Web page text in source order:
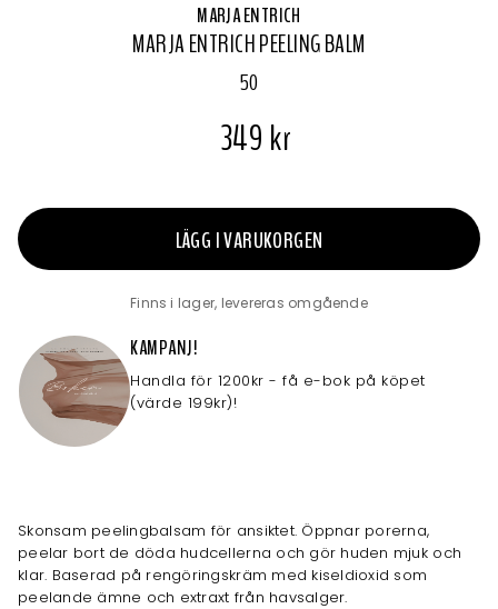
MARJA ENTRICH
MARJA ENTRICH PEELING BALM
50
349 kr
LÄGG I VARUKORGEN
Finns i lager, levereras omgående
KAMPANJ!
Handla för 1200kr - få e-bok på köpet
(värde 199kr)!
Skonsam peelingbalsam för ansiktet. Öppnar porerna,
peelar bort de döda hudcellerna och gör huden mjuk och
klar. Baserad på rengöringskräm med kiseldioxid som
peelande ämne och extraxt från havsalger.